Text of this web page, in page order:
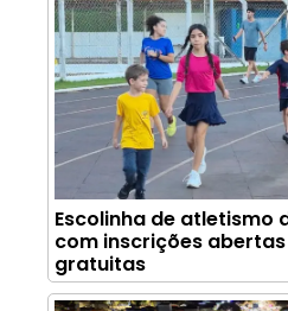
Escolinha de atletismo
com inscrições
gratuitas